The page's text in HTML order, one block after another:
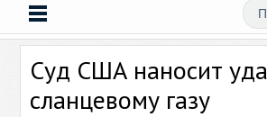
Суд США наносит
сланцевому газу